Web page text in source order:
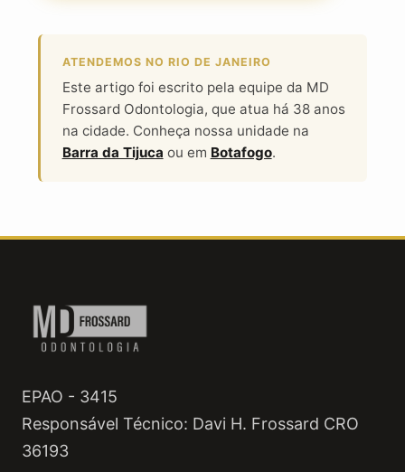
ATENDEMOS NO RIO DE JANEIRO
Este artigo foi escrito pela equipe da MD
Frossard Odontologia, que atua há 38 anos
na cidade. Conheça nossa unidade na
Barra da Tijuca ou em Botafogo.
EPAO - 3415
Responsável Técnico: Davi H. Frossard CRO
36193